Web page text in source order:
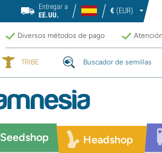
Entregar a
EE.UU.
€ (EUR)
Diversos métodos de pago
TRIBE Buscador de semillas
Seedshop Headshop